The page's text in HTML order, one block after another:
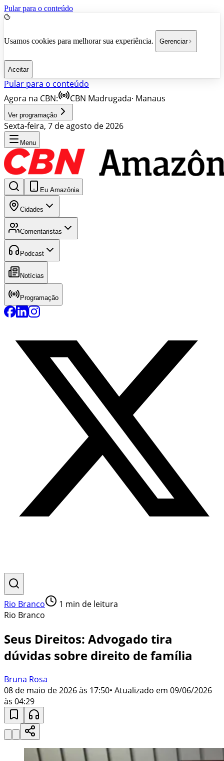
Pular para o conteúdo
Usamos cookies para melhorar sua experiência. Gerenciar
Aceitar
Pular para o conteúdo
Agora na CBN:
CBN Madrugada· Manaus
Ver programação
Sexta-feira, 7 de agosto de 2026
Menu
Eu Amazônia
Cidades
Comentaristas
Podcast
Notícias
Programação
Rio Branco 1 min de leitura
Rio Branco
Seus Direitos: Advogado tira
dúvidas sobre direito de família
Bruna Rosa
08 de maio de 2026 às 17:50• Atualizado em 09/06/2026
às 04:29